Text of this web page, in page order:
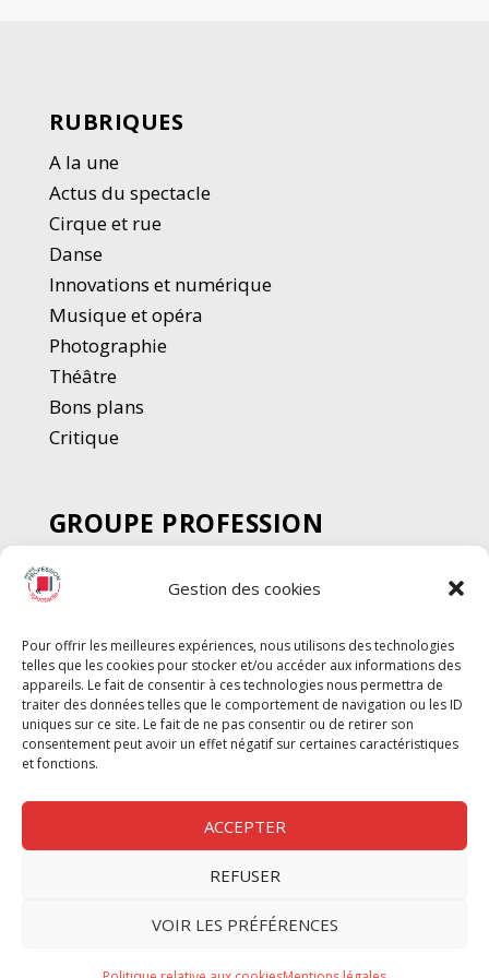
Gestion des cookies
Pour offrir les meilleures expériences, nous utilisons des technologies
telles que les cookies pour stocker et/ou accéder aux informations des
appareils. Le fait de consentir à ces technologies nous permettra de
traiter des données telles que le comportement de navigation ou les ID
uniques sur ce site. Le fait de ne pas consentir ou de retirer son
consentement peut avoir un effet négatif sur certaines caractéristiques
et fonctions.
ACCEPTER
REFUSER
VOIR LES PRÉFÉRENCES
RUBRIQUES
A la une
Actus du spectacle
Cirque et rue
Danse
Innovations et numérique
Musique et opéra
Photographie
Théâtre
Bons plans
Critique
GROUPE PROFESSION
SPECTACLE
Chèque Intermittents
Chèque Compta
Chèque Emploi Spectacle
G-Pods
Profession Audio-visuel
Nous contacter